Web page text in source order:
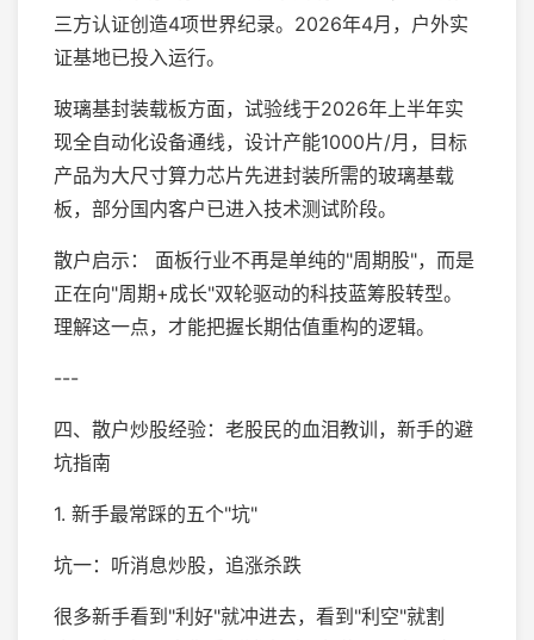
三方认证创造4项世界纪录。2026年4月，户外实
证基地已投入运行。
玻璃基封装载板方面，试验线于2026年上半年实
现全自动化设备通线，设计产能1000片/月，目标
产品为大尺寸算力芯片先进封装所需的玻璃基载
板，部分国内客户已进入技术测试阶段。
散户启示： 面板行业不再是单纯的"周期股"，而是
正在向"周期+成长"双轮驱动的科技蓝筹股转型。
理解这一点，才能把握长期估值重构的逻辑。
---
四、散户炒股经验：老股民的血泪教训，新手的避
坑指南
1. 新手最常踩的五个"坑"
坑一：听消息炒股，追涨杀跌
很多新手看到"利好"就冲进去，看到"利空"就割